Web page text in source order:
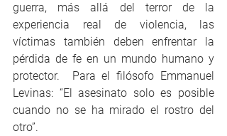
guerra, más allá del terror de la
experiencia real de violencia, las
víctimas también deben enfrentar la
pérdida de fe en un mundo humano y
protector.  Para el filósofo Emmanuel
Levinas: “El asesinato solo es posible
cuando no se ha mirado el rostro del
otro”.